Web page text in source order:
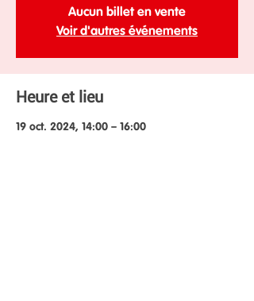
Aucun billet en vente
Voir d'autres événements
Heure et lieu
19 oct. 2024, 14:00 – 16:00